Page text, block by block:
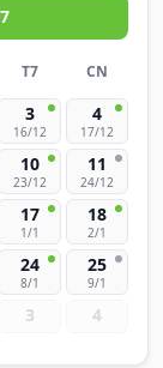
T7 CN
3
16/12
4
17/12
10
23/12
11
24/12
17
1/1
18
2/1
24
8/1
25
9/1
3 4